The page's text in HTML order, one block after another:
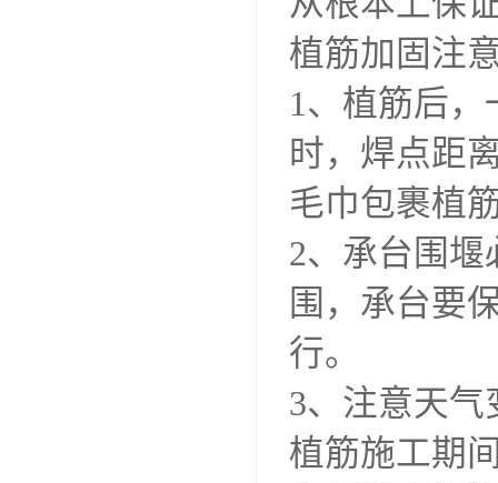
植筋加固注
1、植筋后
时，焊点距
毛巾包裹植
2、承台围
围，承台要
行。
3、注意天
植筋施工期